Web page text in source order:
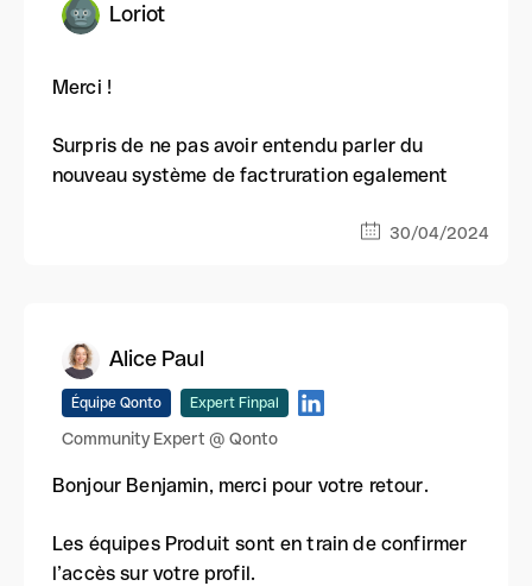
Loriot
Merci !
Surpris de ne pas avoir entendu parler du
nouveau système de factruration egalement
30/04/2024
Alice Paul
Équipe Qonto Expert Finpal
Community Expert @ Qonto
Bonjour Benjamin, merci pour votre retour.
Les équipes Produit sont en train de confirmer
l’accès sur votre profil.